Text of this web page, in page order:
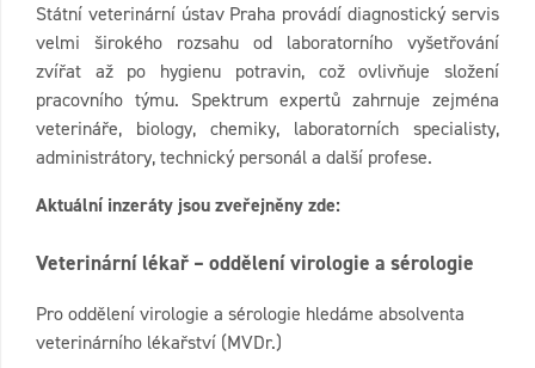
Státní veterinární ústav Praha provádí diagnostický servis
velmi širokého rozsahu od laboratorního vyšetřování
zvířat až po hygienu potravin, což ovlivňuje složení
pracovního týmu. Spektrum expertů zahrnuje zejména
veterináře, biology, chemiky, laboratorních specialisty,
administrátory, technický personál a další profese.
Aktuální inzeráty jsou zveřejněny zde:
Veterinární lékař – oddělení virologie a sérologie
Pro oddělení virologie a sérologie hledáme absolventa
veterinárního lékařství (MVDr.)